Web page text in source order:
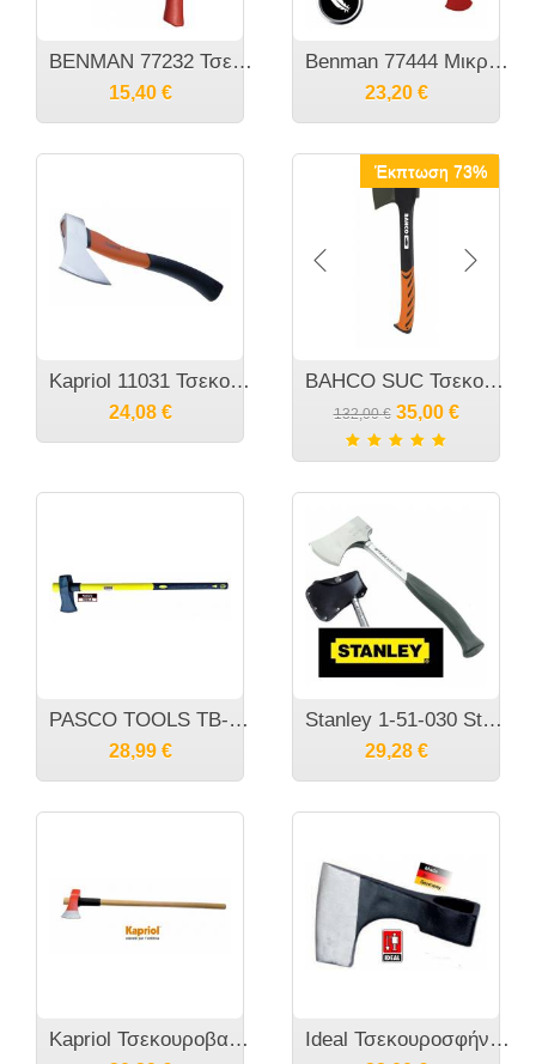
BENMAN 77232 Τσεκούρι ενός χειρός με ξύλο καρυδιάς
15,40 €
Benman 77444 Μικρό τσεκούρι σχισίματος με προκοβγάλτη 800GR
23,20 €
Kapriol 11031 Τσεκούρι 600gr
24,08 €
Έκπτωση 73%
BAHCO SUC Τσεκούρι σχισίματος Ινδίας
132,00 € 35,00 €
PASCO TOOLS TB-6 Τσεκουροβαριά 6 λιμπρών
28,99 €
Stanley 1-51-030 Steelmaster Τσεκουρι ενός χειρός 800gr
29,28 €
Kapriol Τσεκουροβαριά Ideal Τσεκουροσφήνα Ταλαμποτ